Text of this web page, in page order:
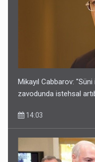
Mikayıl Cabbarov:
zavodunda istehsal
14:03